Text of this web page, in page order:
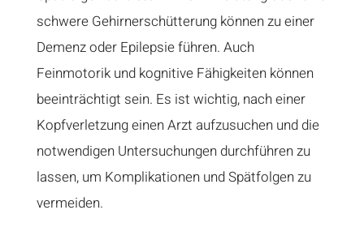
schwere Gehirnerschütterung können zu einer
Demenz oder Epilepsie führen. Auch
Feinmotorik und kognitive Fähigkeiten können
beeinträchtigt sein. Es ist wichtig, nach einer
Kopfverletzung einen Arzt aufzusuchen und die
notwendigen Untersuchungen durchführen zu
lassen, um Komplikationen und Spätfolgen zu
vermeiden.